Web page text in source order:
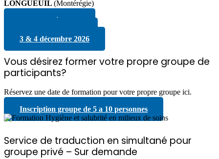
LONGUEUIL (Montérégie)
13 & 14 août 2026
3 & 4 décembre 2026
Vous désirez former votre propre groupe de
participants?
Réservez une date de formation pour votre propre groupe ici.
Inscription groupe de 5 a 10 personnes
Service de traduction en simultané pour
groupe privé – Sur demande